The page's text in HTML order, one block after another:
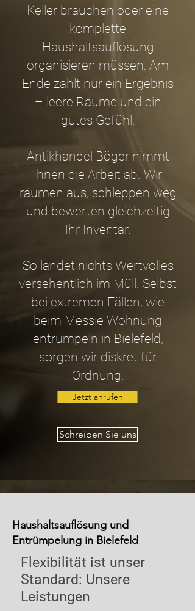
Keller brauchen oder eine
komplette
Haushaltsauflösung
organisieren müssen: Am
Ende zählt nur ein Ergebnis
– leere Räume und ein
gutes Gefühl.
Antikhandel Böger nimmt
Ihnen die Arbeit ab. Wir
räumen aus, schleppen weg
und bewerten gleichzeitig
Ihr Inventar.
So landet nichts Wertvolles
versehentlich im Müll. Selbst
bei extremen Fällen, wie
beim Messie Wohnung
entrümpeln in Bielefeld,
sorgen wir diskret für
Ordnung.
Jetzt anrufen
Schreiben Sie uns
Haushaltsauflösung und
Entrümpelung in Bielefeld
Flexibilität ist unser
Standard: Unsere
Leistungen